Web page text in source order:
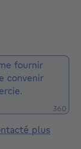
360
plus